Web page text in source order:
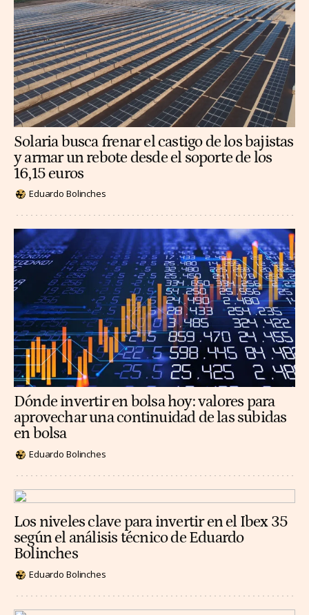
Solaria busca frenar el castigo de los bajistas
y armar un rebote desde el soporte de los
16,15 euros
Eduardo Bolinches
Dónde invertir en bolsa hoy: valores para
aprovechar una continuidad de las subidas
en bolsa
Eduardo Bolinches
Los niveles clave para invertir en el Ibex 35
según el análisis técnico de Eduardo
Bolinches
Eduardo Bolinches